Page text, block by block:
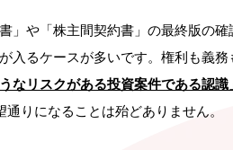
」や「株主間契約書」の最終版の
入るケースが多いです。権利も義
なリスクがある投資案件である認識
りになることは殆どありません。